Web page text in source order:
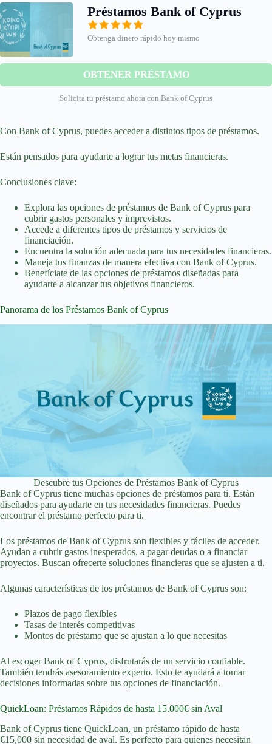
Préstamos Bank of Cyprus
Obtenga dinero rápido hoy mismo
OBTENER PRÉSTAMO
Solicita tu préstamo ahora con Bank of Cyprus
Con Bank of Cyprus, puedes acceder a distintos tipos de préstamos.
Están pensados para ayudarte a lograr tus metas financieras.
Conclusiones clave:
Explora las opciones de préstamos de Bank of Cyprus para
cubrir gastos personales y imprevistos.
Accede a diferentes tipos de préstamos y servicios de
financiación.
Encuentra la solución adecuada para tus necesidades financieras.
Maneja tus finanzas de manera efectiva con Bank of Cyprus.
Benefíciate de las opciones de préstamos diseñadas para
ayudarte a alcanzar tus objetivos financieros.
Panorama de los Préstamos Bank of Cyprus
Descubre tus Opciones de Préstamos Bank of Cyprus
Bank of Cyprus tiene muchas opciones de préstamos para ti. Están
diseñados para ayudarte en tus necesidades financieras. Puedes
encontrar el préstamo perfecto para ti.
Los préstamos de Bank of Cyprus son flexibles y fáciles de acceder.
Ayudan a cubrir gastos inesperados, a pagar deudas o a financiar
proyectos. Buscan ofrecerte soluciones financieras que se ajusten a ti.
Algunas características de los préstamos de Bank of Cyprus son:
Plazos de pago flexibles
Tasas de interés competitivas
Montos de préstamo que se ajustan a lo que necesitas
Al escoger Bank of Cyprus, disfrutarás de un servicio confiable.
También tendrás asesoramiento experto. Esto te ayudará a tomar
decisiones informadas sobre tus opciones de financiación.
QuickLoan: Préstamos Rápidos de hasta 15.000€ sin Aval
Bank of Cyprus tiene QuickLoan, un préstamo rápido de hasta
€15,000 sin necesidad de aval. Es perfecto para quienes necesitan